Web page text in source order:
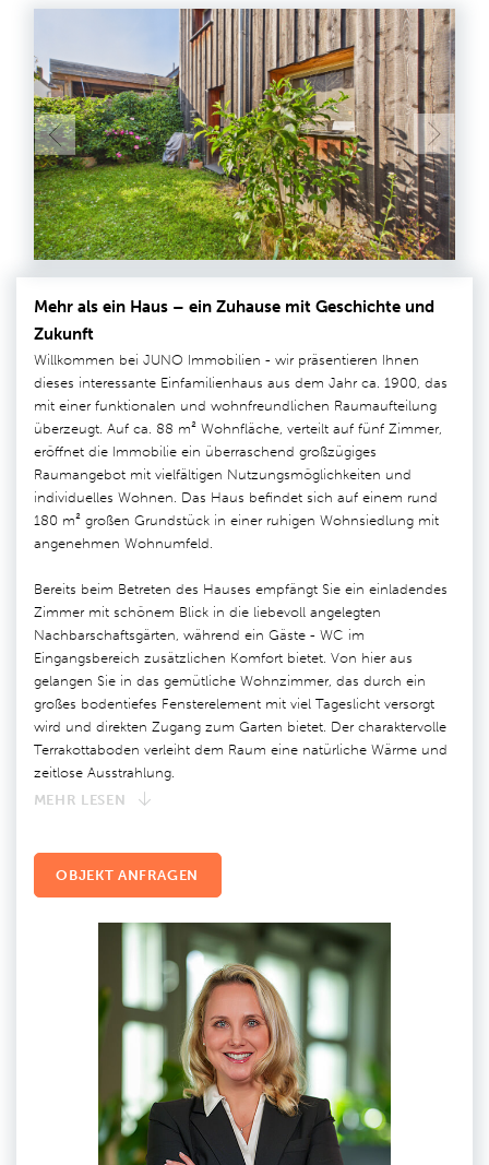
Mehr als ein Haus – ein Zuhause mit Geschichte und
Zukunft
Willkommen bei JUNO Immobilien - wir präsentieren Ihnen
dieses interessante Einfamilienhaus aus dem Jahr ca. 1900, das
mit einer funktionalen und wohnfreundlichen Raumaufteilung
überzeugt. Auf ca. 88 m² Wohnfläche, verteilt auf fünf Zimmer,
eröffnet die Immobilie ein überraschend großzügiges
Raumangebot mit vielfältigen Nutzungsmöglichkeiten und
individuelles Wohnen. Das Haus befindet sich auf einem rund
180 m² großen Grundstück in einer ruhigen Wohnsiedlung mit
angenehmen Wohnumfeld.
Bereits beim Betreten des Hauses empfängt Sie ein einladendes
Zimmer mit schönem Blick in die liebevoll angelegten
Nachbarschaftsgärten, während ein Gäste - WC im
Eingangsbereich zusätzlichen Komfort bietet. Von hier aus
gelangen Sie in das gemütliche Wohnzimmer, das durch ein
großes bodentiefes Fensterelement mit viel Tageslicht versorgt
wird und direkten Zugang zum Garten bietet. Der charaktervolle
Terrakottaboden verleiht dem Raum eine natürliche Wärme und
zeitlose Ausstrahlung.
MEHR LESEN
OBJEKT ANFRAGEN